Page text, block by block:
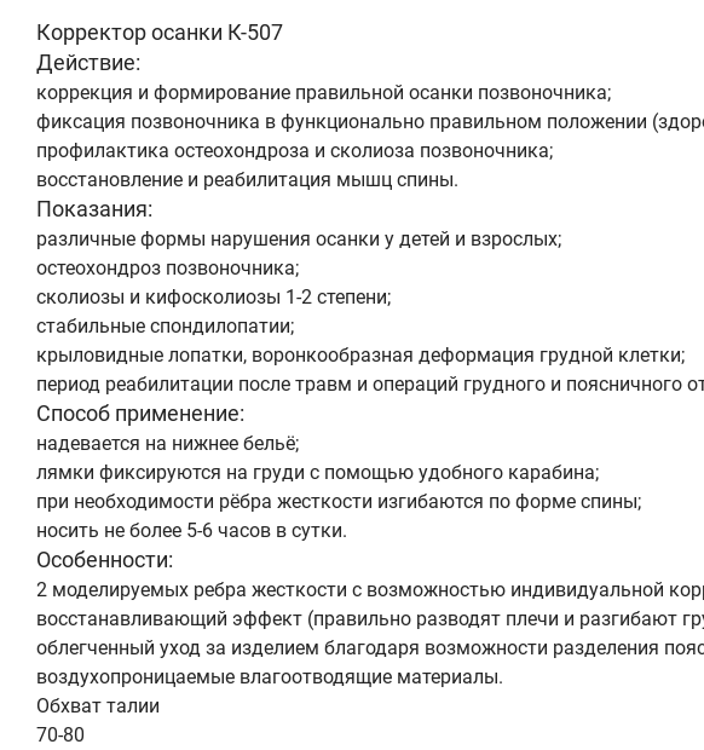
Корректор осанки К-507
Действие:
коррекция и формирование правильной осанки позвоночника;
фиксация позвоночника в функционально правильном положении
профилактика остеохондроза и сколиоза позвоночника;
восстановление и реабилитация мышц спины.
Показания:
различные формы нарушения осанки у детей и взрослых;
остеохондроз позвоночника;
сколиозы и кифосколиозы 1-2 степени;
стабильные спондилопатии;
крыловидные лопатки, воронкообразная деформация грудной клетки;
период реабилитации после травм и операций грудного и поясничного
Способ применение:
надевается на нижнее бельё;
лямки фиксируются на груди с помощью удобного карабина;
при необходимости рёбра жесткости изгибаются по форме спины;
носить не более 5-6 часов в сутки.
Особенности:
2 моделируемых ребра жесткости с возможностью индивидуальной
восстанавливающий эффект (правильно разводят плечи и разгибают
облегченный уход за изделием благодаря возможности разделения
воздухопроницаемые влагоотводящие материалы.
Обхват талии
70-80